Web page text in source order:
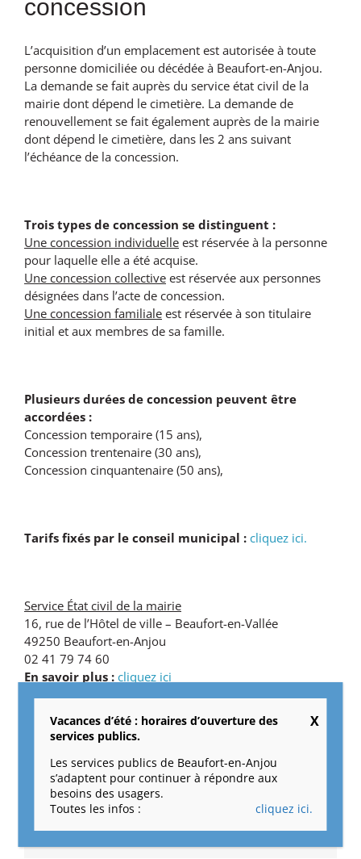
concession
L’acquisition d’un emplacement est autorisée à toute
personne domiciliée ou décédée à Beaufort-en-Anjou.
La demande se fait auprès du service état civil de la
mairie dont dépend le cimetière. La demande de
renouvellement se fait également auprès de la mairie
dont dépend le cimetière, dans les 2 ans suivant
l’échéance de la concession.
Trois types de concession se distinguent :
Une concession individuelle est réservée à la personne
pour laquelle elle a été acquise.
Une concession collective est réservée aux personnes
désignées dans l’acte de concession.
Une concession familiale est réservée à son titulaire
initial et aux membres de sa famille.
Plusieurs durées de concession peuvent être
accordées :
Concession temporaire (15 ans),
Concession trentenaire (30 ans),
Concession cinquantenaire (50 ans),
Tarifs fixés par le conseil municipal : cliquez ici.
Service État civil de la mairie
16, rue de l’Hôtel de ville – Beaufort-en-Vallée
49250 Beaufort-en-Anjou
02 41 79 74 60
En savoir plus : cliquez ici
Catégories : Cimetière
Partagez cet article !
Facebook
X RedditLinkedInTumblrPinterest
Vk Email
Vacances d’été : horaires d’ouverture des
services publics.
Les services publics de Beaufort-en-Anjou
s’adaptent pour continuer à répondre aux
besoins des usagers.
Toutes les infos :
cliquez ici.